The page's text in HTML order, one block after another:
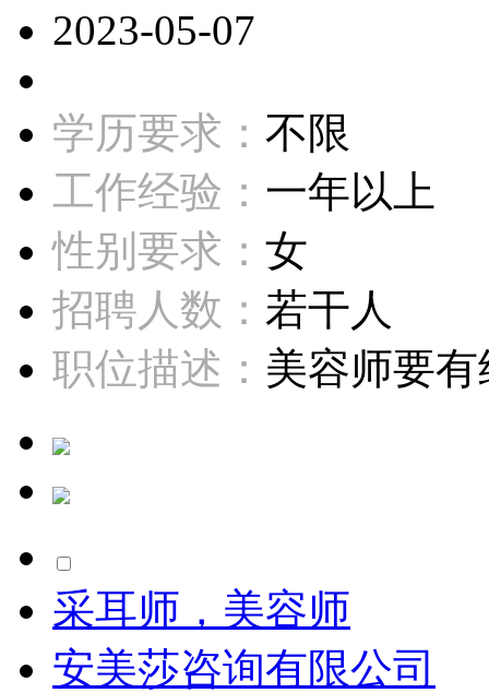
2023-05-07
学历要求： 不限
工作经验： 一年以上
性别要求： 女
招聘人数： 若干人
职位描述： 美容师要
采耳师，美容师
安美莎咨询有限公司